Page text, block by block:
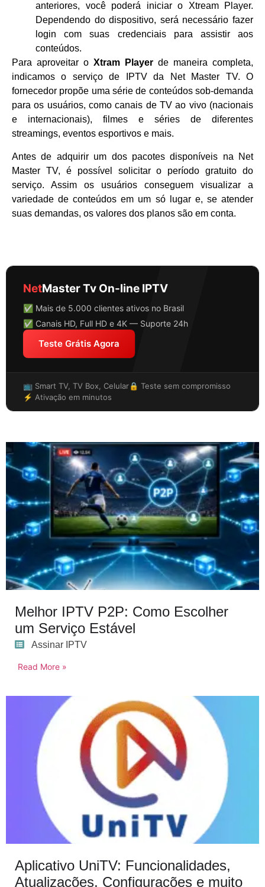
anteriores, você poderá iniciar o Xtream Player.
Dependendo do dispositivo, será necessário fazer
login com suas credenciais para assistir aos
conteúdos.
Para aproveitar o Xtram Player de maneira completa,
indicamos o serviço de IPTV da Net Master TV. O
fornecedor propõe uma série de conteúdos sob-demanda
para os usuários, como canais de TV ao vivo (nacionais
e internacionais), filmes e séries de diferentes
streamings, eventos esportivos e mais.
Antes de adquirir um dos pacotes disponíveis na Net
Master TV, é possível solicitar o período gratuito do
serviço. Assim os usuários conseguem visualizar a
variedade de conteúdos em um só lugar e, se atender
suas demandas, os valores dos planos são em conta.
NetMaster Tv On-line IPTV
✅ Mais de 5.000 clientes ativos no Brasil
✅ Canais HD, Full HD e 4K — Suporte 24h
Teste Grátis Agora
📺 Smart TV, TV Box, Celular🔒 Teste sem compromisso
⚡ Ativação em minutos
Melhor IPTV P2P: Como Escolher
um Serviço Estável
Assinar IPTV
Read More »
Aplicativo UniTV: Funcionalidades,
Atualizações, Configurações e muito